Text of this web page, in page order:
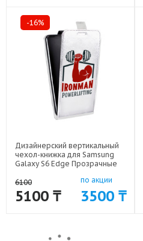
-16%
Дизайнерский вертикальный
чехол-книжка для Samsung
Galaxy S6 Edge Прозрачные
18335
6100
5100 ₸
по акции
3500 ₸